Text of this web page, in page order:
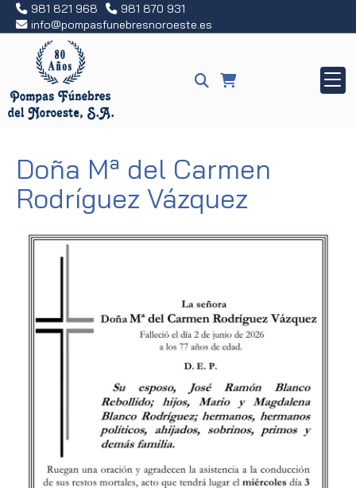
981 821 968
981 870 931
info
pompasfunebresnoroeste.es
Doña Mª del Carmen
Rodríguez Vázquez